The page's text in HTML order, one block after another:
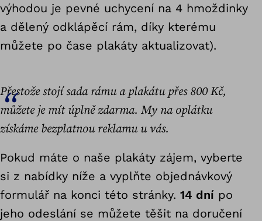
výhodou je pevné uchycení na 4 hmoždinky
a dělený odklápěcí rám, díky kterému
můžete po čase plakáty aktualizovat).
Přestože stojí sada rámu a plakátu přes 800 Kč,
můžete je mít úplně zdarma. My na oplátku
získáme bezplatnou reklamu u vás.
Pokud máte o naše plakáty zájem, vyberte
si z nabídky níže a vyplňte objednávkový
formulář na konci této stránky. 14 dní po
jeho odeslání se můžete těšit na doručení